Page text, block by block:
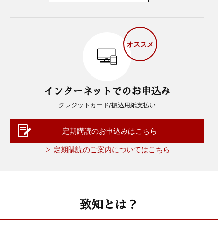
オススメ
インターネットでのお申込み
クレジットカード/振込用紙支払い
定期購読のお申込みはこちら
定期購読のご案内についてはこちら
致知とは？